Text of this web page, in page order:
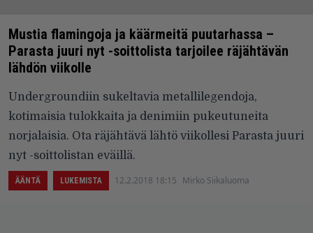
Mustia flamingoja ja käärmeitä puutarhassa –
Parasta juuri nyt -soittolista tarjoilee räjähtävän
lähdön viikolle
Undergroundiin sukeltavia metallilegendoja,
kotimaisia tulokkaita ja denimiin pukeutuneita
norjalaisia. Ota räjähtävä lähtö viikollesi Parasta juuri
nyt -soittolistan eväillä.
ÄÄNTÄ LUKEMISTA 12.2.2018 18:15 Mirko Siikaluoma